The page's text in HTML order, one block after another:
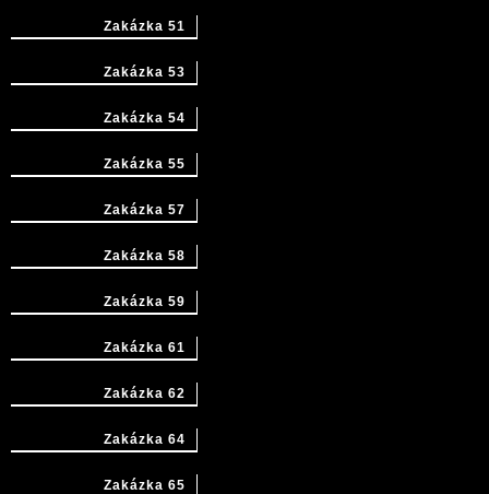
Zakázka 51
Zakázka 53
Zakázka 54
Zakázka 55
Zakázka 57
Zakázka 58
Zakázka 59
Zakázka 61
Zakázka 62
Zakázka 64
Zakázka 65